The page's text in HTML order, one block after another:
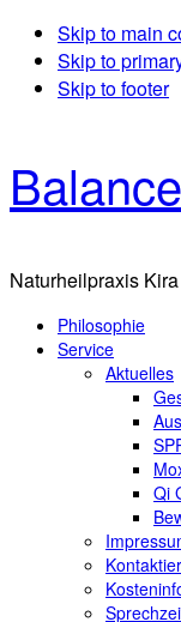
Skip to main
Skip to
Skip to footer
Naturheilpraxis
Philosophie
Service
Aktuelles
Qi